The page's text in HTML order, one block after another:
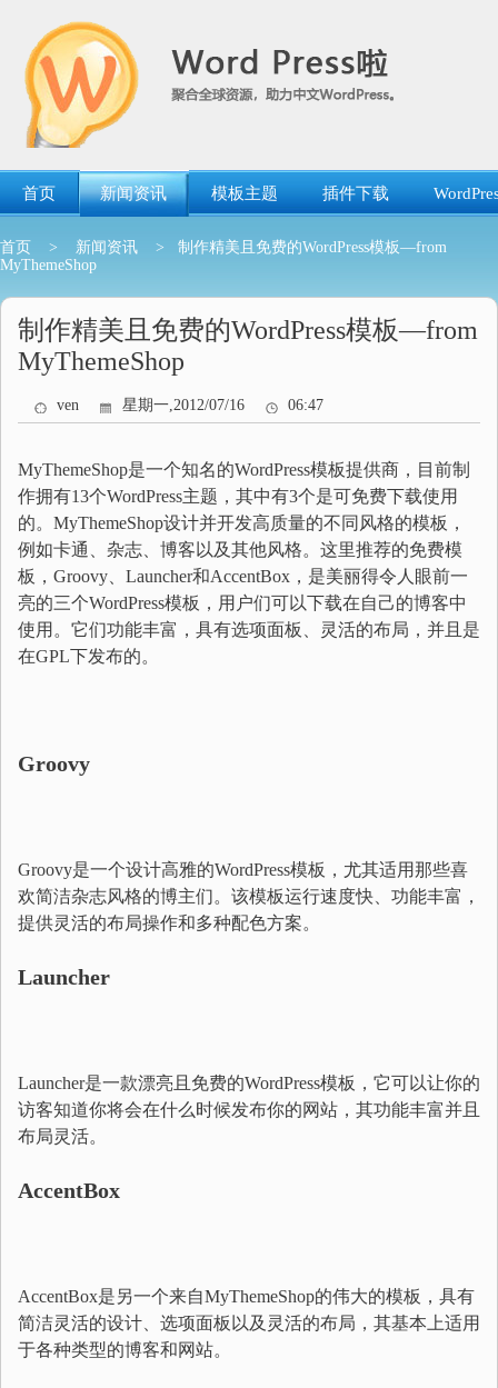
首页 新闻资讯 模板主题 插件下载
首页 > 新闻资讯
> 制作精美且免费的WordPress模板—from
MyThemeShop
制作精美且免费的WordPress模板—from
MyThemeShop
ven 星期一,2012/07/16 06:47
MyThemeShop是一个知名的WordPress模板提供商，目前制
作拥有13个WordPress主题，其中有3个是可免费下载使用
的。MyThemeShop设计并开发高质量的不同风格的模板，
例如卡通、杂志、博客以及其他风格。这里推荐的免费模
板，Groovy、Launcher和AccentBox，是美丽得令人眼前一
亮的三个WordPress模板，用户们可以下载在自己的博客中
使用。它们功能丰富，具有选项面板、灵活的布局，并且是
在GPL下发布的。
Groovy
Groovy是一个设计高雅的WordPress模板，尤其适用那些喜
欢简洁杂志风格的博主们。该模板运行速度快、功能丰富，
提供灵活的布局操作和多种配色方案。
Launcher
Launcher是一款漂亮且免费的WordPress模板，它可以让你的
访客知道你将会在什么时候发布你的网站，其功能丰富并且
布局灵活。
AccentBox
AccentBox是另一个来自MyThemeShop的伟大的模板，具有
简洁灵活的设计、选项面板以及灵活的布局，其基本上适用
于各种类型的博客和网站。